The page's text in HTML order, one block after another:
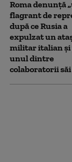
Roma denunţă
flagrant de
după ce Rusia a
expulzat un
militar italian și
unul dintre
colaboratorii săi